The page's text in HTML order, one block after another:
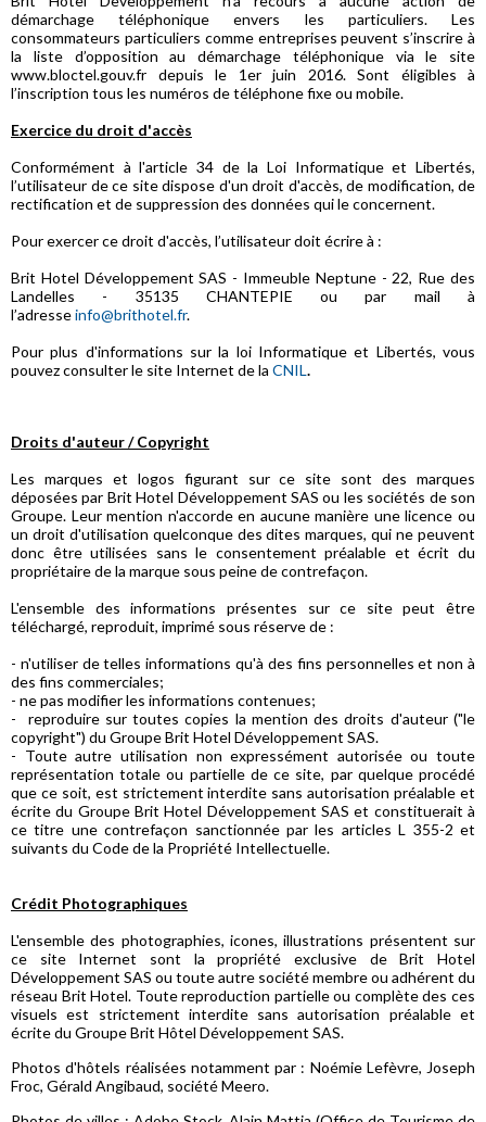
démarchage téléphonique envers les particuliers. Les
consommateurs particuliers comme entreprises peuvent s’inscrire à
la liste d’opposition au démarchage téléphonique via le site
www.bloctel.gouv.fr depuis le 1er juin 2016. Sont éligibles à
l’inscription tous les numéros de téléphone fixe ou mobile.
Exercice du droit d'accès
Conformément à l'article 34 de la Loi Informatique et Libertés,
l’utilisateur de ce site dispose d'un droit d'accès, de modification, de
rectification et de suppression des données qui le concernent.
Pour exercer ce droit d'accès, l’utilisateur doit écrire à :
Brit Hotel Développement SAS - Immeuble Neptune - 22, Rue des
Landelles - 35135 CHANTEPIE ou par mail à
l’adresseinfo@brithotel.fr.
Pour plus d'informations sur la loi Informatique et Libertés, vous
pouvez consulter le site Internet de la CNIL.
Droits d'auteur / Copyright
Les marques et logos figurant sur ce site sont des marques
déposées par Brit Hotel Développement SAS ou les sociétés de son
Groupe. Leur mention n'accorde en aucune manière une licence ou
un droit d'utilisation quelconque des dites marques, qui ne peuvent
donc être utilisées sans le consentement préalable et écrit du
propriétaire de la marque sous peine de contrefaçon.
L'ensemble des informations présentes sur ce site peut être
téléchargé, reproduit, imprimé sous réserve de :
- n'utiliser de telles informations qu'à des fins personnelles et non à
des fins commerciales;
- ne pas modifier les informations contenues;
- reproduire sur toutes copies la mention des droits d'auteur ("le
copyright") du Groupe Brit Hotel Développement SAS.
- Toute autre utilisation non expressément autorisée ou toute
représentation totale ou partielle de ce site, par quelque procédé
que ce soit, est strictement interdite sans autorisation préalable et
écrite du Groupe Brit Hotel Développement SAS et constituerait à
ce titre une contrefaçon sanctionnée par les articles L 355-2 et
suivants du Code de la Propriété Intellectuelle.
Crédit Photographiques
L'ensemble des photographies, icones, illustrations présentent sur
ce site Internet sont la propriété exclusive de Brit Hotel
Développement SAS ou toute autre société membre ou adhérent du
réseau Brit Hotel. Toute reproduction partielle ou complète des ces
visuels est strictement interdite sans autorisation préalable et
écrite du Groupe Brit Hôtel Développement SAS.
Photos d'hôtels réalisées notamment par : Noémie Lefèvre, Joseph
Froc, Gérald Angibaud, société Meero.